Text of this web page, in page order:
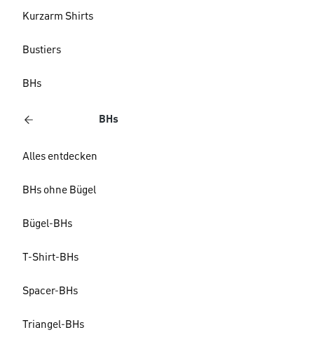
Kurzarm Shirts
Bustiers
BHs
BHs
Alles entdecken
BHs ohne Bügel
Bügel-BHs
T-Shirt-BHs
Spacer-BHs
Triangel-BHs